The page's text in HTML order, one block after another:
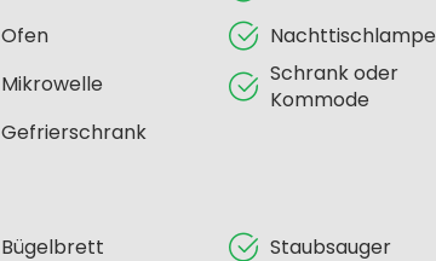
Ofen
Mikrowelle
Gefrierschrank
Nachttischlampe
Schrank oder
Kommode
Bügelbrett Staubsauger